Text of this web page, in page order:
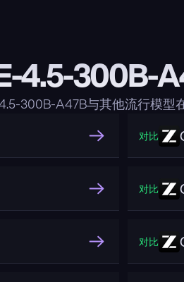
4.5-300B-
300B-A47B与其他流行模型
对比
对比
对比